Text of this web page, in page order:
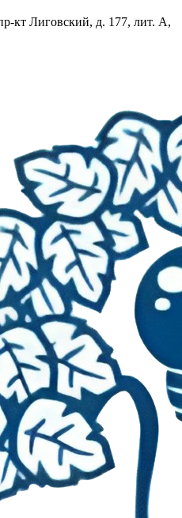
кт Лиговский, д. 177, лит. А,